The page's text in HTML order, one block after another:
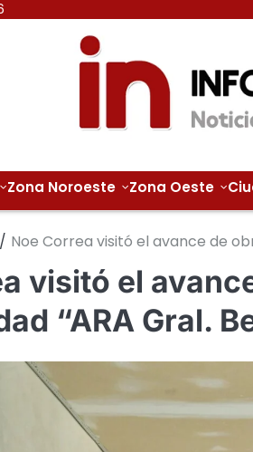
Zona Noroeste Zona Oeste
Noe Correa visitó el avance de
visitó el
“ARA Gral.